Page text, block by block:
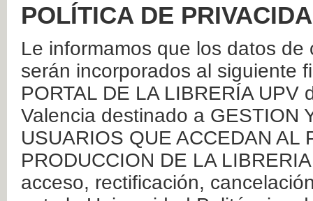
POLÍTICA DE
Le informamos que los datos
serán incorporados al siguiente
PORTAL DE LA LIBRERÍA
Valencia destinado a GESTION
USUARIOS QUE ACCEDAN AL
PRODUCCION DE LA
acceso, rectificación,